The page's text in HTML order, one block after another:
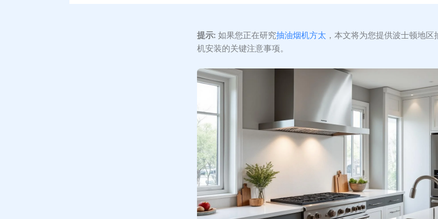
提示: 如果您正在研究抽油烟机方太 ，本文将为您提供波士顿地区
机安装的关键注意事项。